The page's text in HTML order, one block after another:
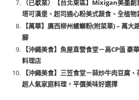
（已歇業）【台北東區】Mixigan美墨
塔可漢堡、起司通心粉美式蔬食、全植物
【萬華】廣西柳州螺螄粉(附菜單) – 萬大
腳
【沖繩美食】魚屋直營食堂－高CP值 豪
料理店
【沖繩美食】三笠食堂－蒜炒牛肉豆腐
超人氣家庭料理，平價美味好選擇